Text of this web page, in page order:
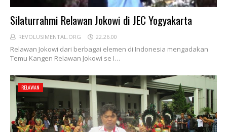
Silaturrahmi Relawan Jokowi di JEC Yogyakarta
REVOLUSIMENTAL.ORG 22.26.00
Relawan Jokowi dari berbagai elemen di Indonesia mengadakan
Temu Kangen Relawan Jokowi se I…
RELAWAN